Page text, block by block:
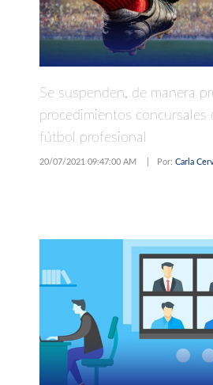
Se suspenden, de manera
procedimientos concursales
fútbol profesional
20/07/2021 09:47:00 AM Por: Carla